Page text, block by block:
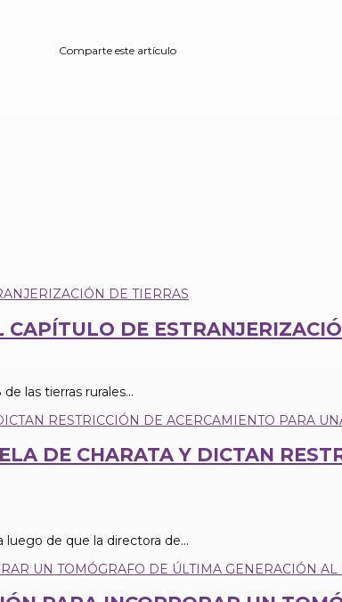
Comparte este artículo
DE
las tierras rurales...
DE CHARATA Y DICTAN
luego de que la directora de...